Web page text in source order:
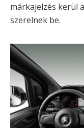
márkajelzés kerül
szerelnek be.